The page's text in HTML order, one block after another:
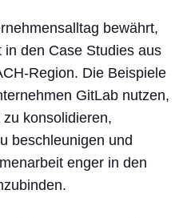
bewährt,
den Case Studies aus
Region. Die Beispiele
GitLab nutzen,
konsolidieren,
beschleunigen und
enger in den